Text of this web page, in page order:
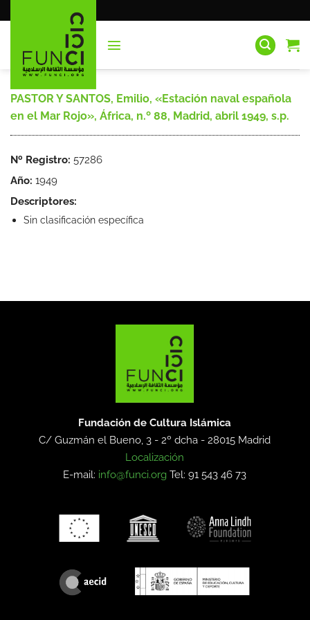
al
PASTOR Y SANTOS, Emilio, «Estación naval española
en el Mar Rojo», África, n.º 88, Madrid, abril 1949, s.p.
Nº Registro: 57286
Año: 1949
Descriptores:
Sin clasificación específica
Fundación de Cultura Islámica
C/ Guzmán el Bueno, 3 - 2º dcha -28015 Madrid
Localización
E-mail: info@funci.org Tel: 91 543 46 73